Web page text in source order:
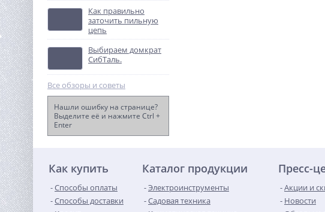
%
Hanskonner HAG13125TE
Как правильно
заточить пильную
цепь
Выбираем домкрат
СибТаль.
Все обзоры и советы
Нашли ошибку на странице?
Выделите её и нажмите Ctrl +
Enter
Как купить
Способы оплаты
Способы доставки
Каталог продукции
Электроинструменты
Садовая техника
Пресс-
Акции и
Новости